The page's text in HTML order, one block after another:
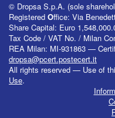
© Dropsa S.p.A. (sole
Registered Office: Via
Share Capital: Euro
Tax Code / VAT No. / Milan
REA Milan: MI-931863 —
dropsa@pcert.postecert.it
All rights reserved — Use of
Use.